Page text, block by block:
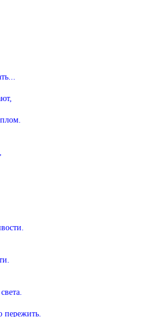
пережить.